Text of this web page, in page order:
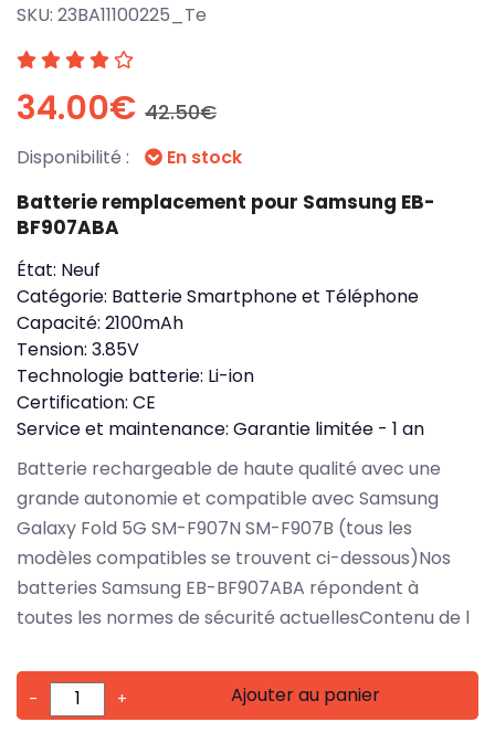
SKU: 23BA11100225_Te
34.00€ 42.50€
Disponibilité : En stock
Batterie remplacement pour Samsung EB-
BF907ABA
État: Neuf
Catégorie: Batterie Smartphone et Téléphone
Capacité: 2100mAh
Tension: 3.85V
Technologie batterie: Li-ion
Certification: CE
Service et maintenance: Garantie limitée - 1 an
Batterie rechargeable de haute qualité avec une
grande autonomie et compatible avec Samsung
Galaxy Fold 5G SM-F907N SM-F907B (tous les
modèles compatibles se trouvent ci-dessous)Nos
batteries Samsung EB-BF907ABA répondent à
toutes les normes de sécurité actuellesContenu de l
- + Ajouter au panier